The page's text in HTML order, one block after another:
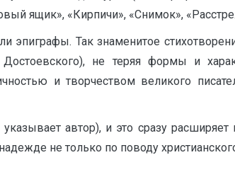
ящик», «Кирпичи», «Снимок»,
эпиграфы. Так знаменитое
не теряя формы и
и творчеством великого
автор), и это сразу расширяет
не только по поводу